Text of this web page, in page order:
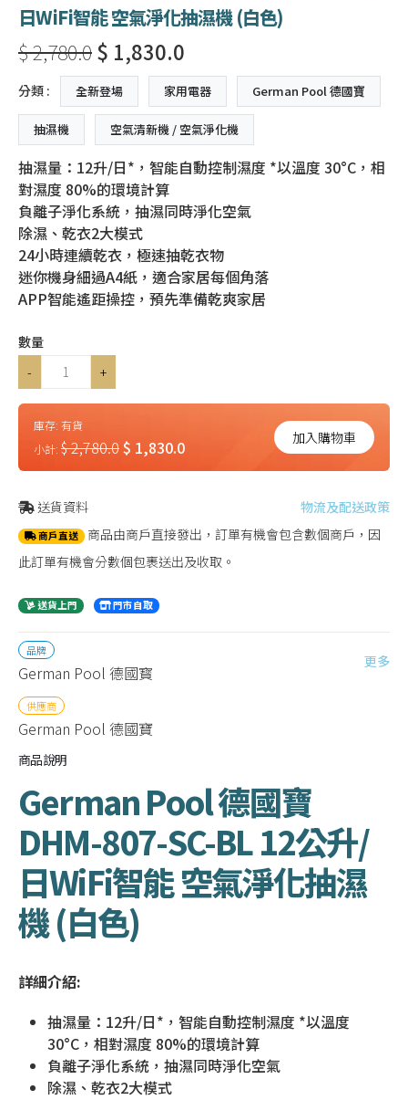
日WiFi智能 空氣淨化抽濕機 (白色)
$ 2,780.0$ 1,830.0
分類 : 全新登場 家用電器 German Pool 德國寶
抽濕機 空氣清新機 / 空氣淨化機
抽濕量：12升/日*，智能自動控制濕度 *以溫度 30°C，相
對濕度 80%的環境計算
負離子淨化系統，抽濕同時淨化空氣
除濕、乾衣2大模式
24小時連續乾衣，極速抽乾衣物
迷你機身細過A4紙，適合家居每個角落
APP智能遙距操控，預先準備乾爽家居
數量
-
+
庫存: 有貨
小計: $ 2,780.0$ 1,830.0 加入購物車
送貨資料 物流及配送政策
商戶直送 商品由商戶直接發出，訂單有機會包含數個商戶，因
此訂單有機會分數個包裹送出及收取。
送貨上門 門市自取
品牌
German Pool 德國寳
更多
供應商
German Pool 德國寶
商品說明
German Pool 德國寶
DHM-807-SC-BL 12公升/
日WiFi智能 空氣淨化抽濕
機 (白色)
詳細介紹:
抽濕量：12升/日*，智能自動控制濕度 *以溫度
30°C，相對濕度 80%的環境計算
負離子淨化系統，抽濕同時淨化空氣
除濕、乾衣2大模式